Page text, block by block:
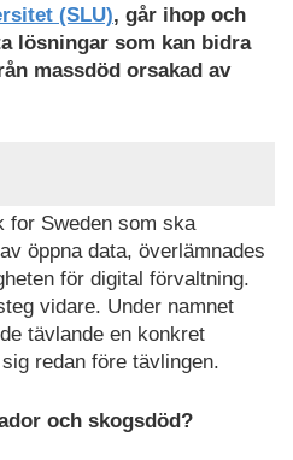
(SLU), går ihop och
lösningar som kan bidra
massdöd orsakad av
for Sweden som ska
öppna data, överlämnades
för digital förvaltning.
vidare. Under namnet
tävlande en konkret
redan före tävlingen.
och skogsdöd?